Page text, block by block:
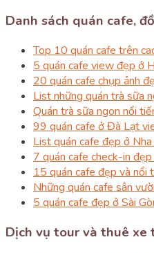
Danh sách quán cafe,
Top 10 quán cafe trên
5 quán cafe view đẹp ở
20 quán cafe chụp ảnh
List những quán trà sữa
Quán trà sữa ngon nổi
99 quán cafe ở Đà Lạt
List quán cafe đẹp ở
7 quán cafe check-in
15 quán cafe đẹp và nổi
Những quán cafe sân
5 quán cafe đẹp ở Sài
Dịch vụ tour và thuê xe